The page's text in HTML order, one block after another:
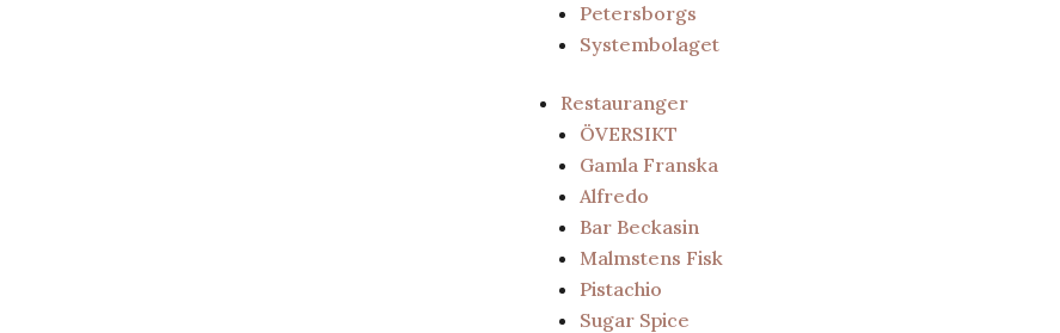
Petersborgs
Systembolaget
Restauranger
ÖVERSIKT
Gamla Franska
Alfredo
Bar Beckasin
Malmstens Fisk
Pistachio
Sugar Spice